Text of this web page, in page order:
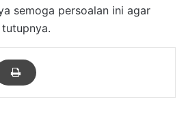
semoga persoalan ini agar